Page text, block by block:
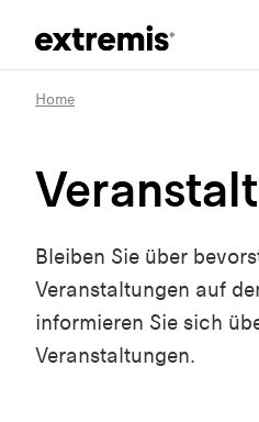
Home
Bleiben Sie über
Veranstaltungen auf
informieren Sie sich
Veranstaltungen.